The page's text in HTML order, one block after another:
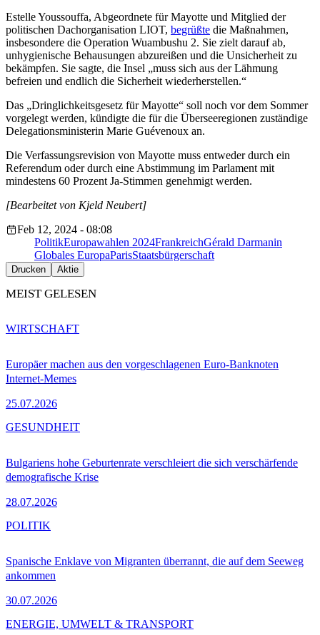
Estelle Youssouffa, Abgeordnete für Mayotte und Mitglied der
politischen Dachorganisation LIOT, begrüßte die Maßnahmen,
insbesondere die Operation Wuambushu 2. Sie zielt darauf ab,
unhygienische Behausungen abzureißen und die Unsicherheit zu
bekämpfen. Sie sagte, die Insel „muss sich aus der Lähmung
befreien und endlich die Sicherheit wiederherstellen.“
Das „Dringlichkeitsgesetz für Mayotte“ soll noch vor dem Sommer
vorgelegt werden, kündigte die für die Überseeregionen zuständige
Delegationsministerin Marie Guévenoux an.
Die Verfassungsrevision von Mayotte muss entweder durch ein
Referendum oder durch eine Abstimmung im Parlament mit
mindestens 60 Prozent Ja-Stimmen genehmigt werden.
[Bearbeitet von Kjeld Neubert]
Feb 12, 2024 - 08:08
PolitikEuropawahlen 2024FrankreichGérald Darmanin
Globales EuropaParisStaatsbürgerschaft
Drucken Aktie
MEIST GELESEN
Europäer machen aus den vorgeschlagenen Euro-Banknoten
Internet-Memes
25.07.2026
WIRTSCHAFT
Bulgariens hohe Geburtenrate verschleiert die sich verschärfende
demografische Krise
28.07.2026
GESUNDHEIT
Spanische Enklave von Migranten überrannt, die auf dem Seeweg
ankommen
30.07.2026
POLITIK
ENERGIE, UMWELT & TRANSPORT